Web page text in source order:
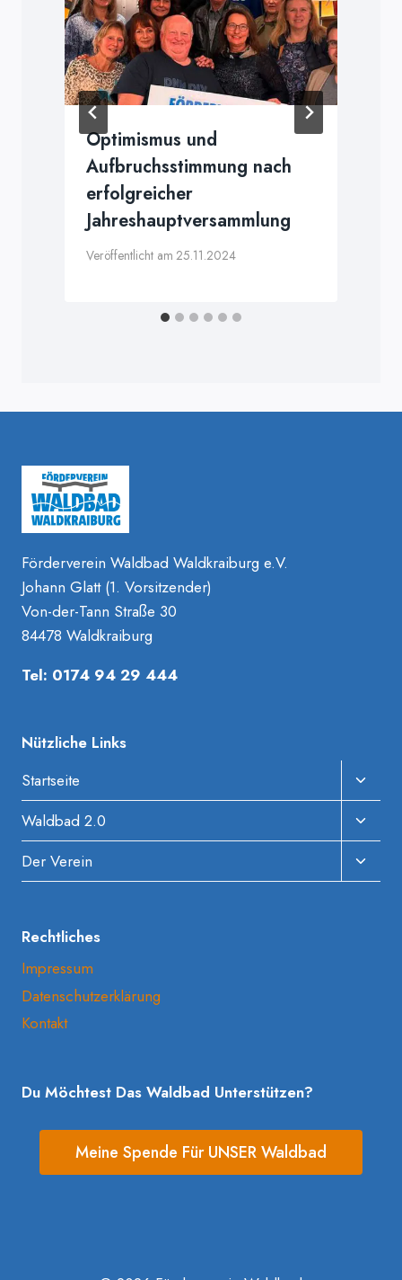
Optimismus und
Aufbruchsstimmung nach
erfolgreicher
Jahreshauptversammlung
Veröffentlicht am 25.11.2024
Förderverein Waldbad Waldkraiburg e.V.
Johann Glatt (1. Vorsitzender)
Von-der-Tann Straße 30
84478 Waldkraiburg
Tel: 0174 94 29 444
Nützliche Links
Startseite
Waldbad 2.0
Der Verein
Rechtliches
Impressum
Datenschutzerklärung
Kontakt
Du Möchtest Das Waldbad Unterstützen?
Meine Spende Für UNSER Waldbad